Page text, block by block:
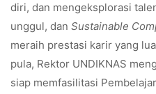
diri, dan mengeksplorasi
unggul, dan Sustainable
meraih prestasi karir yang
pula, Rektor UNDIKNAS
siap memfasilitasi